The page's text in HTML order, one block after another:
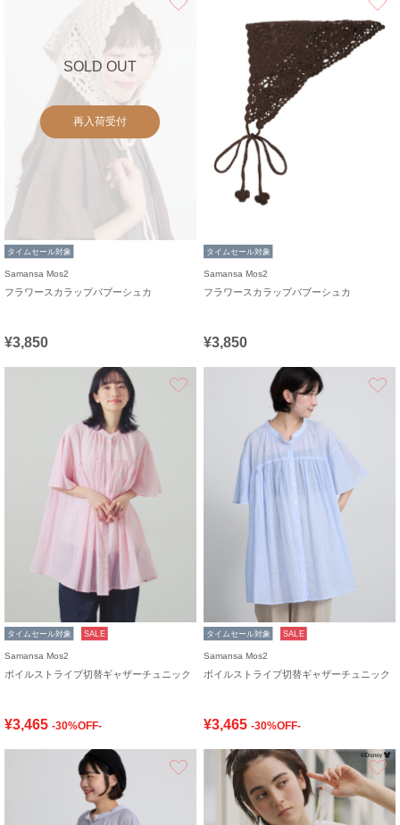
SOLD OUT
再入荷受付
タイムセール対象
Samansa Mos2
フラワースカラップバブーシュカ
¥3,850
タイムセール対象
Samansa Mos2
フラワースカラップバブーシュカ
¥3,850
タイムセール対象 SALE
Samansa Mos2
ボイルストライプ切替ギャザーチュニック
¥3,465 -30%OFF-
タイムセール対象 SALE
Samansa Mos2
ボイルストライプ切替ギャザーチュニック
¥3,465 -30%OFF-
お気に入り